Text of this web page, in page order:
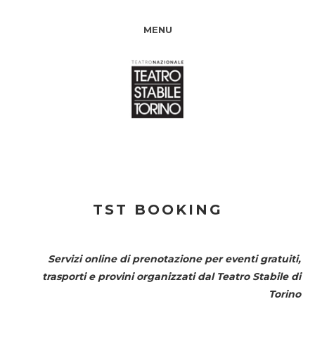
MENU
TST BOOKING
Servizi online di prenotazione per eventi gratuiti,
trasporti e provini organizzati dal Teatro Stabile di
Torino